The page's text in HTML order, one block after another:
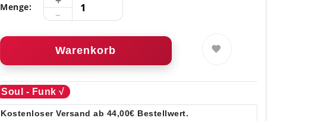
Menge:
Warenkorb
Soul - Funk √
Kostenloser Versand ab 44,00€ Bestellwert.